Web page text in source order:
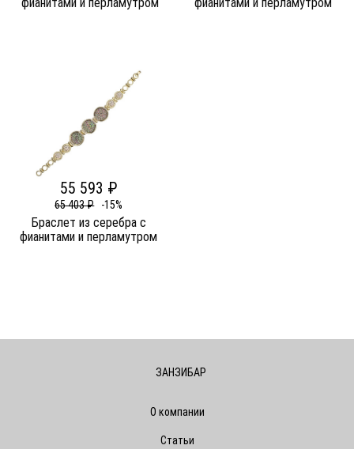
фианитами и перламутром
фианитами и перламутром
55 593 ₽
65 403 ₽ -15%
Браслет из серебра c
фианитами и перламутром
ЗАНЗИБАР
О компании
Статьи